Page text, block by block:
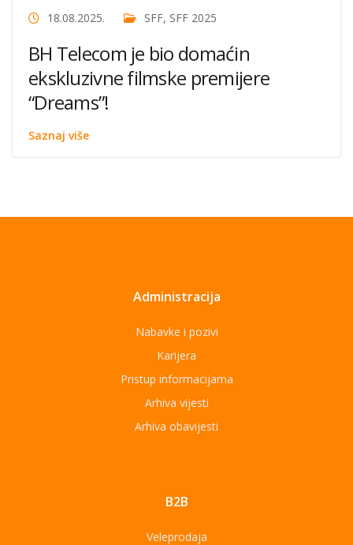
18.08.2025. SFF, SFF 2025
BH Telecom je bio domaćin
ekskluzivne filmske premijere
“Dreams”!
Saznaj više
Administracija
Nabavke i pozivi
Karijera
Pristup informacijama
Arhiva vijesti
Arhiva obavijesti
B2B
Veleprodaja